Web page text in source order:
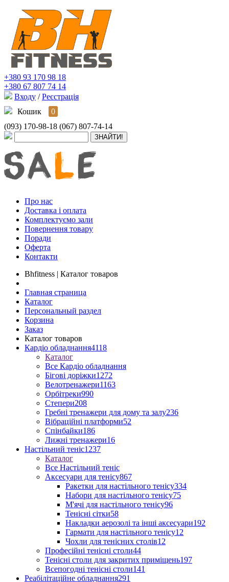
+380 93 170 98 18
+380 67 807 74 14
Входу / Реєстрація
Кошик
0
(093) 170-98-18 (067) 807-74-14
Про нас
Доставка і оплата
Комплектуємо зали
Повернення товару
Поради
Оферта
Контакти
Bhfitness | Каталог товаров
Главная страница
Каталог
Персональный раздел
Корзина
Заказ
Каталог товаров
Кардіо обладнання4118
Каталог
Все Кардіо обладнання
Бігові доріжки1272
Велотренажери1163
Орбітреки990
Степери208
Гребні тренажери для дому та залу236
Вібраційні платформи52
Спінбайки186
Лижні тренажери16
Настільний теніс1237
Каталог
Все Настільний теніс
Аксесуари для тенісу867
Ракетки для настільного тенісу334
Набори для настільного тенісу75
М'ячі для настільного тенісу96
Тенісні сітки58
Накладки аерозолі та інші аксесуари192
Гармати для настільного тенісу12
Чохли для тенісних столів12
Професійні тенісні столи44
Тенісні столи для закритих приміщень197
Всепогодні тенісні столи141
Реабілітаційне обладнання291